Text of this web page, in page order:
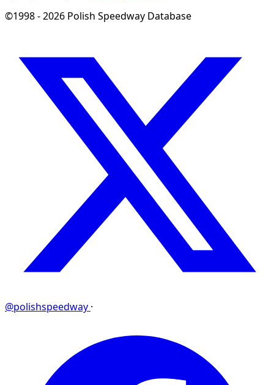
©1998 - 2026 Polish Speedway Database
@polishspeedway ·